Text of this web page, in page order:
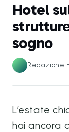
Hotel
sogno
Redazione
L’estate
hai ancora